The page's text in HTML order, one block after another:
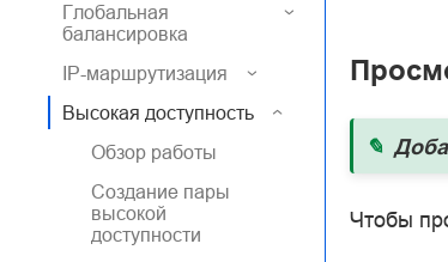
Глобальная
балансировка
IP-маршрутизация
Высокая доступность
Обзор работы
Создание пары
высокой
доступности
Чтобы